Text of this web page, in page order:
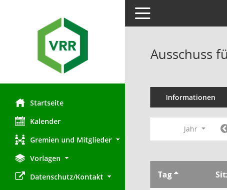
Startseite
Kalender
Gremien und Mitglieder
Vorlagen
Datenschutz/Kontakt
Toggle navigation
Ausschuss
Informationen
Jahr
Tag